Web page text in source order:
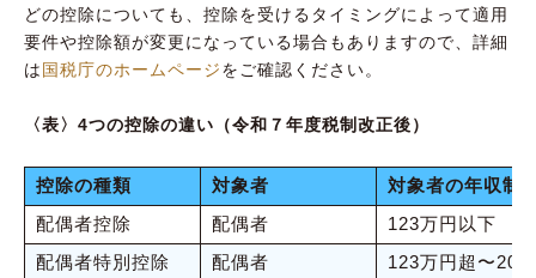
どの控除についても、控除を受けるタイミングによって適用
要件や控除額が変更になっている場合もありますので、詳細
は 国税庁のホームページをご確認ください。
〈表〉4つの控除の違い（令和７年度税制改正後）
控除の種類 対象者
対象者の年収制
配偶者控除
配偶者
123万円以下
配偶者特別控除
配偶者
123万円超〜